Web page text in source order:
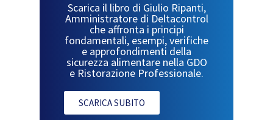
Scarica il libro di Giulio Ripanti,
Amministratore di Deltacontrol
che affronta i principi
fondamentali, esempi, verifiche
e approfondimenti della
sicurezza alimentare nella GDO
e Ristorazione Professionale.
SCARICA SUBITO